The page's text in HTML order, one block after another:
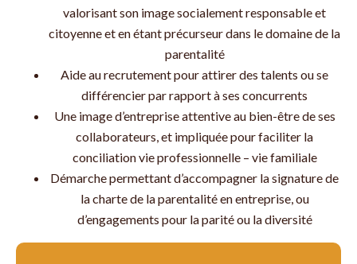
valorisant son image socialement responsable et
citoyenne et en étant précurseur dans le domaine de la
parentalité
Aide au recrutement pour attirer des talents ou se
différencier par rapport à ses concurrents
Une image d’entreprise attentive au bien-être de ses
collaborateurs, et impliquée pour faciliter la
conciliation vie professionnelle – vie familiale
Démarche permettant d’accompagner la signature de
la charte de la parentalité en entreprise, ou
d’engagements pour la parité ou la diversité